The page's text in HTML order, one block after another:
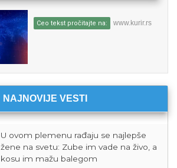
Ceo tekst pročitajte na: www.kurir.rs
NAJNOVIJE VESTI
U ovom plemenu rađaju se najlepše
žene na svetu: Zube im vade na živo, a
kosu im mažu balegom